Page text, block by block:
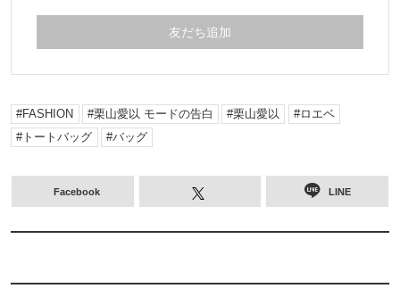
友だち追加
FASHION 栗山愛以 モードの告白 栗山愛以
ロエベ
トートバッグ
バッグ
Facebook LINE